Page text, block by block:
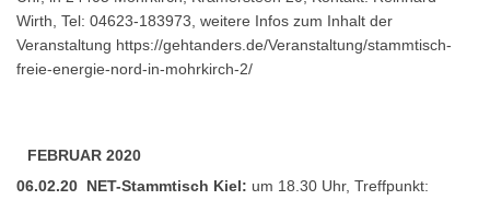
Wirth, Tel: 04623-183973, weitere Infos zum Inhalt der
Veranstaltung https://gehtanders.de/Veranstaltung/stammtisch-
freie-energie-nord-in-mohrkirch-2/
FEBRUAR 2020
06.02.20 NET-Stammtisch Kiel: um 18.30 Uhr, Treffpunkt: